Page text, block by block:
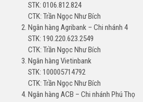
STK: 0106.812.824
CTK: Trần Ngọc Như Bích
Ngân hàng Agribank – Chi nhánh 4
STK: 190.220.623.2549
CTK: Trần Ngọc Như Bích
Ngân hàng Vietinbank
STK: 100005714792
CTK: Trần Ngọc Như Bích
Ngân hàng ACB – Chi nhánh Phú Thọ